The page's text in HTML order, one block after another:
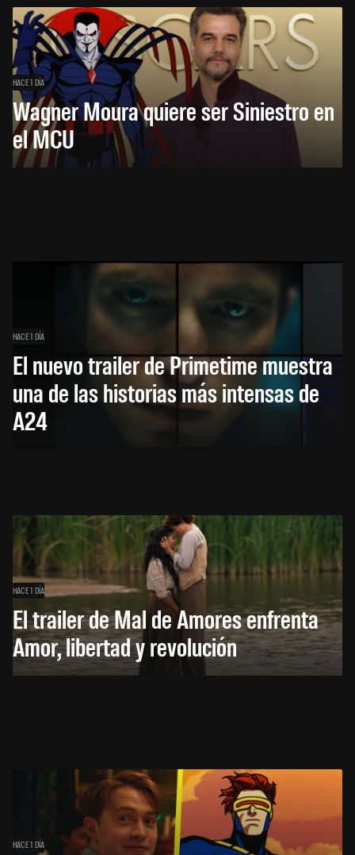
HACE 1 DÍA
Wagner Moura quiere ser Siniestro en
el MCU
HACE 1 DÍA
El nuevo trailer de Primetime muestra
una de las historias más intensas de
A24
HACE 1 DÍA
El trailer de Mal de Amores enfrenta
Amor, libertad y revolución
HACE 1 DÍA